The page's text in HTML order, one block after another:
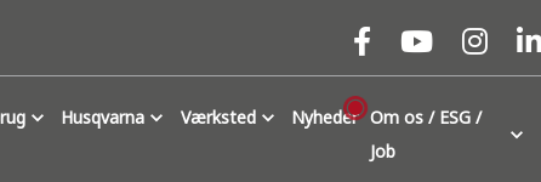
Husqvarna Værksted Nyheder Om os / ESG /
Job